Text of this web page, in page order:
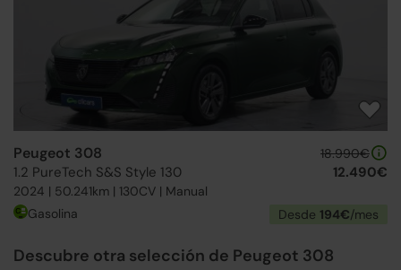
Peugeot 308
1.2 PureTech S&S Style 130
2024 | 50.241km | 130CV | Manual
18.990€
12.490€
Gasolina Desde 194€/mes
Descubre otra selección de Peugeot 308